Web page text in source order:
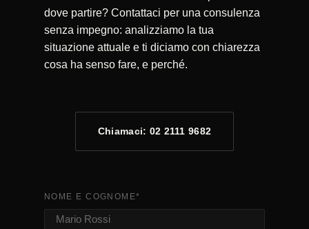
dove partire? Contattaci per una consulenza
senza impegno: analizziamo la tua
situazione attuale e ti diciamo con chiarezza
cosa ha senso fare, e perché.
Chiamaci: 02 2111 9682
NOME E COGNOME*